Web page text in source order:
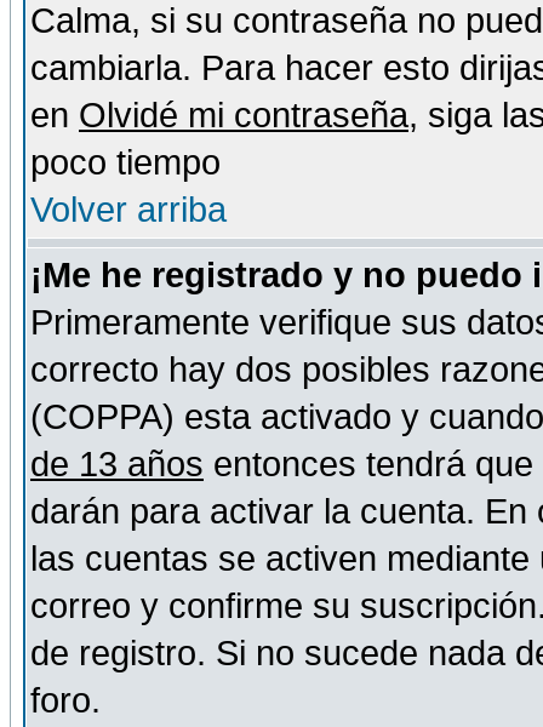
Calma, si su contraseña no
cambiarla. Para hacer esto
en Olvidé mi contraseña, siga
poco tiempo
Volver arriba
¡Me he registrado y no puedo
Primeramente verifique sus
correcto hay dos posibles
(COPPA) esta activado y
de 13 años entonces tendrá
darán para activar la cuenta.
las cuentas se activen
correo y confirme su
de registro. Si no sucede nada
foro.